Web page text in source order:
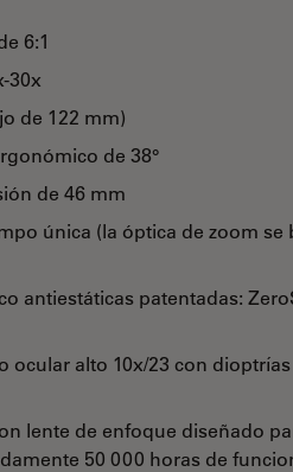
6:1
30x
de 122 mm)
de 38°
de 46 mm
única (la óptica de zoom
antiestáticas patentadas:
ocular alto 10x/23 con
lente de enfoque diseñado
50 000 horas de